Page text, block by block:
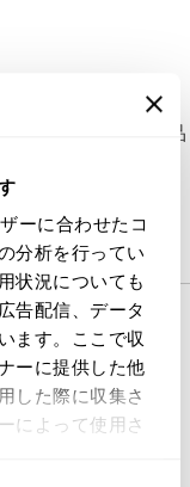
ーに合わせたコ
分析を行ってい
状況についても
告配信、データ
ます。ここで収
ーに提供した他
した際に収集さ
によって使用さ
HOMME 製品